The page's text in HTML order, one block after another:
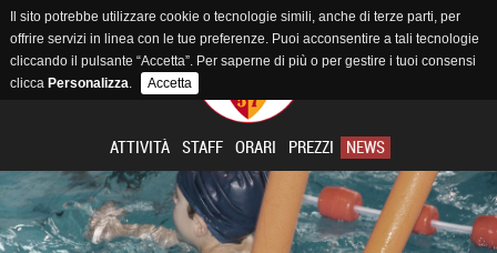
ATTIVITÀ STAFF ORARI PREZZI NEWS
Il sito potrebbe utilizzare cookie o tecnologie simili, anche di terze parti, per
offrire servizi in linea con le tue preferenze. Puoi acconsentire a tali tecnologie
cliccando il pulsante “Accetta”. Per saperne di più o per gestire i tuoi consensi
clicca Personalizza. Accetta